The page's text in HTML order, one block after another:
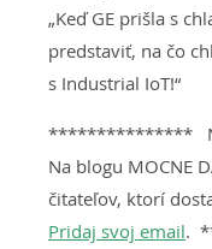
„Keď GE prišla s
predstaviť, na čo
s Industrial IoT!“
***************
Na blogu MOCNE
čitateľov, ktorí
Pridaj svoj email.